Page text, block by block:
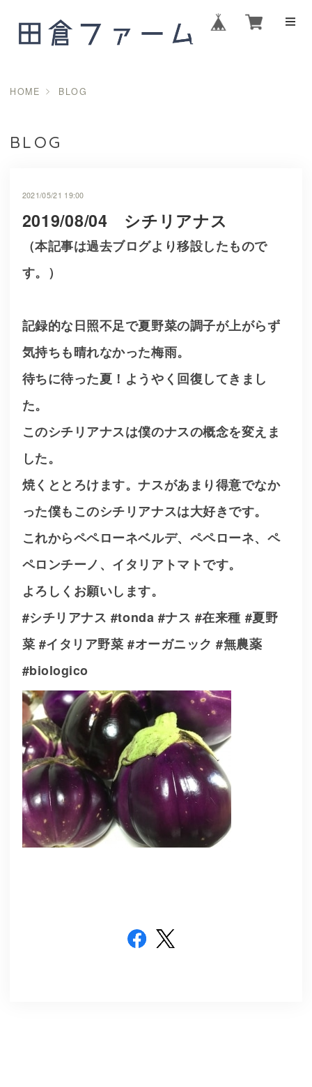
HOME BLOG
BLOG
2019/08/04 シチリアナス
2021/05/21 19:00
（本記事は過去ブログより移設したもので
す。）
記録的な日照不足で夏野菜の調子が上がらず
気持ちも晴れなかった梅雨。
待ちに待った夏！ようやく回復してきまし
た。
このシチリアナスは僕のナスの概念を変えま
した。
焼くととろけます。ナスがあまり得意でなか
った僕もこのシチリアナスは大好きです。
これからペペローネベルデ、ペペローネ、ペ
ペロンチーノ、イタリアトマトです。
よろしくお願いします。
#シチリアナス #tonda #ナス #在来種 #夏野
菜 #イタリア野菜 #オーガニック #無農薬
#biologico